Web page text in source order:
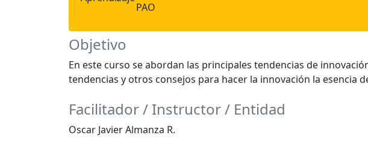
PAO
Objetivo
En este curso se abordan las principales tendencias de
tendencias y otros consejos para hacer la innovación la esencia
Facilitador / Instructor / Entidad
Oscar Javier Almanza R.